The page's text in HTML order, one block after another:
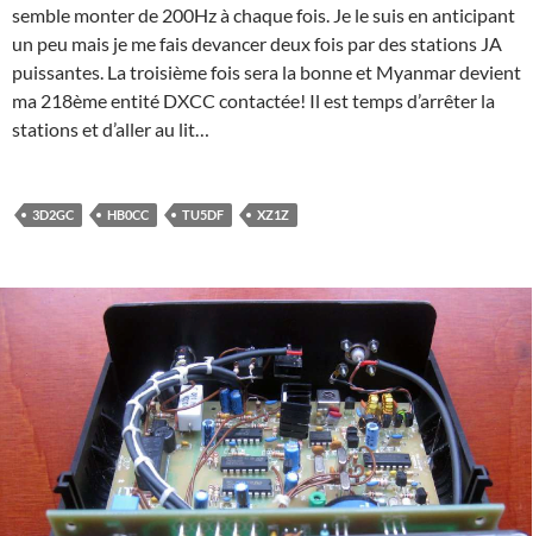
semble monter de 200Hz à chaque fois. Je le suis en anticipant
un peu mais je me fais devancer deux fois par des stations JA
puissantes. La troisième fois sera la bonne et Myanmar devient
ma 218ème entité DXCC contactée! Il est temps d’arrêter la
stations et d’aller au lit…
3D2GC HB0CC TU5DF XZ1Z